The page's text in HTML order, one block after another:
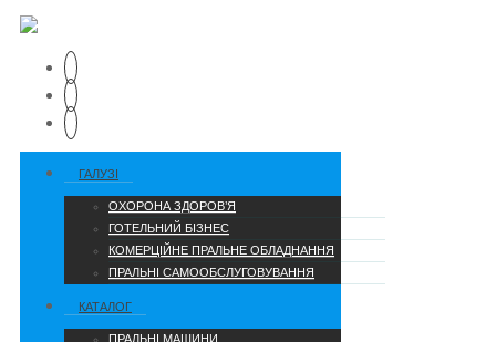
ГАЛУЗІ
ОХОРОНА ЗДОРОВ’Я
ГОТЕЛЬНИЙ БІЗНЕС
КОМЕРЦІЙНЕ ПРАЛЬНЕ ОБЛАДНАННЯ
ПРАЛЬНІ САМООБСЛУГОВУВАННЯ
КАТАЛОГ
ПРАЛЬНІ МАШИНИ